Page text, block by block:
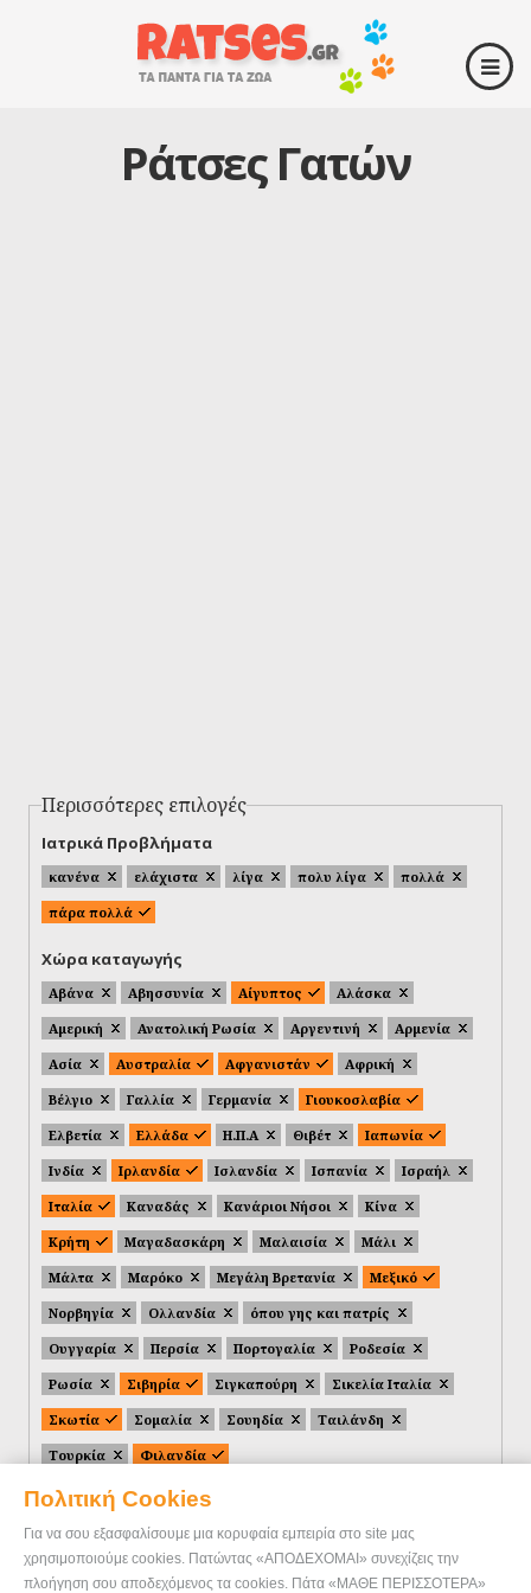
Πολιτική Cookies
Για να σου εξασφαλίσουμε μια κορυφαία εμπειρία στο site μας
χρησιμοποιούμε cookies. Πατώντας «ΑΠΟΔΕΧΟΜΑΙ» συνεχίζεις την
πλοήγηση σου αποδεχόμενος τα cookies. Πάτα «ΜΑΘΕ ΠΕΡΙΣΣΟΤΕΡΑ»
Ράτσες Γατών
Περισσότερες επιλογές
Ιατρικά Προβλήματα
κανένα ελάχιστα λίγα πολυ λίγα
πολλά
πάρα πολλά
Χώρα καταγωγής
Αβάνα Αβησσυνία Αίγυπτος
Αλάσκα
Αμερική
Ανατολική Ρωσία Αργεντινή
Αρμενία
Ασία
Αυστραλία Αφγανιστάν
Αφρική
Βέλγιο
Γαλλία Γερμανία
Γιουκοσλαβία
Ελβετία
Ελλάδα Η.Π.Α Θιβέτ
Ιαπωνία
Ινδία
Ιρλανδία Ισλανδία Ισπανία
Ισραήλ
Ιταλία
Καναδάς Κανάριοι Νήσοι
Κίνα
Κρήτη
Μαγαδασκάρη Μαλαισία
Μάλι
Μάλτα
Μαρόκο Μεγάλη Βρετανία
Μεξικό
Νορβηγία
Ολλανδία
όπου γης και πατρίς
Ουγγαρία
Περσία Πορτογαλία
Ροδεσία
Ρωσία
Σιβηρία Σιγκαπούρη
Σικελία Ιταλία
Σκωτία
Σομαλία Σουηδία
Ταιλάνδη
Τουρκία
Φιλανδία